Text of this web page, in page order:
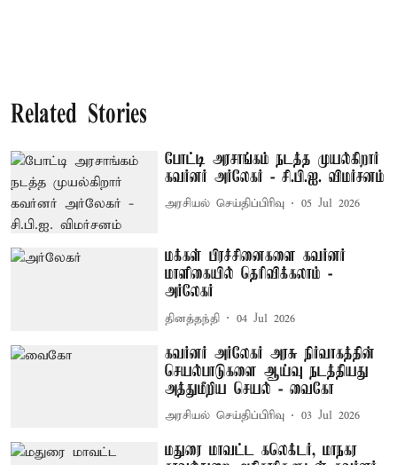
Related Stories
போட்டி அரசாங்கம் நடத்த முயல்கிறார்
கவர்னர் அர்லேகர் - சி.பி.ஐ. விமர்சனம்
அரசியல் செய்திப்பிரிவு 05 Jul 2026
மக்கள் பிரச்சினைகளை கவர்னர்
மாளிகையில் தெரிவிக்கலாம் -
அர்லேகர்
தினத்தந்தி 04 Jul 2026
கவர்னர் அர்லேகர் அரசு நிர்வாகத்தின்
செயல்பாடுகளை ஆய்வு நடத்தியது
அத்துமீறிய செயல் - வைகோ
அரசியல் செய்திப்பிரிவு 03 Jul 2026
மதுரை மாவட்ட கலெக்டர், மாநகர